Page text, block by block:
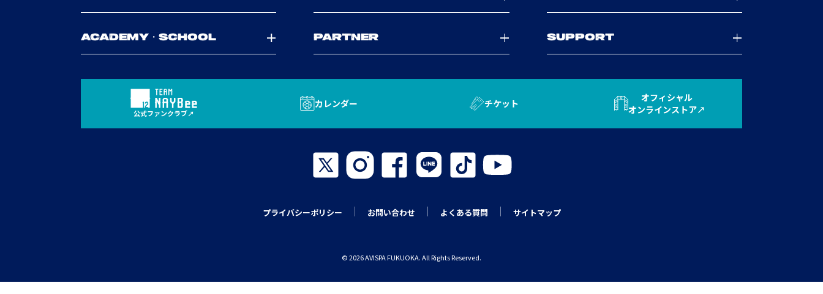
ACADEMY・SCHOOL PARTNER SUPPORT
公式ファンクラブ
カレンダー チケット
オフィシャル
オンラインストア
プライバシーポリシー お問い合わせ よくある質問 サイトマップ
© 2026 AVISPA FUKUOKA. All Rights Reserved.